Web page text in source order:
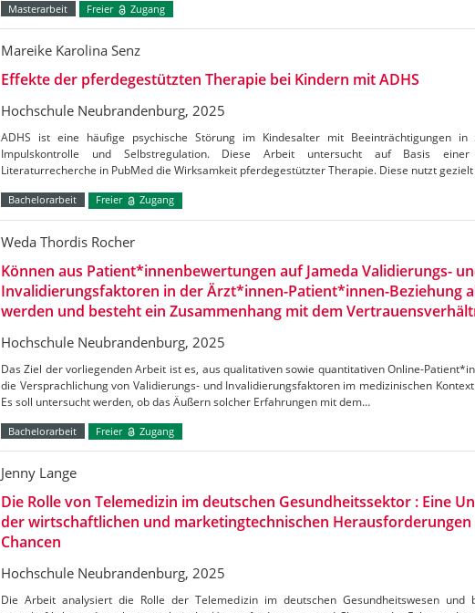
Masterarbeit Freier Zugang
Mareike Karolina Senz
Effekte der pferdegestützten Therapie bei Kindern mit ADHS
Hochschule Neubrandenburg, 2025
ADHS ist eine häufige psychische Störung im Kindesalter mit Beeinträchtigungen in
Impulskontrolle und Selbstregulation. Diese Arbeit untersucht auf Basis einer
Literaturrecherche in PubMed die Wirksamkeit pferdegestützter Therapie. Diese nutzt
Bachelorarbeit Freier Zugang
Weda Thordis Rocher
Können aus Patient*innenbewertungen auf Jameda Validierungs-
Invalidierungsfaktoren in der Ärzt*innen-Patient*innen-Beziehung
werden und besteht ein Zusammenhang mit dem
Hochschule Neubrandenburg, 2025
Das Ziel der vorliegenden Arbeit ist es, aus qualitativen sowie quantitativen Online-
die Versprachlichung von Validierungs- und Invalidierungsfaktoren im medizinischen
Es soll untersucht werden, ob das Äußern solcher Erfahrungen mit dem…
Bachelorarbeit Freier Zugang
Jenny Lange
Die Rolle von Telemedizin im deutschen Gesundheitssektor : Eine
der wirtschaftlichen und marketingtechnischen Herausforderungen
Chancen
Hochschule Neubrandenburg, 2025
Die Arbeit analysiert die Rolle der Telemedizin im deutschen Gesundheitswesen und